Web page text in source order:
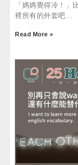
「媽媽覺得冷！」
裡所有的外套吧…
Read More »